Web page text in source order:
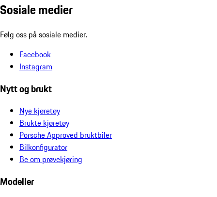
Sosiale medier
Følg oss på sosiale medier.
Facebook
Instagram
Nytt og brukt
Nye kjøretøy
Brukte kjøretøy
Porsche Approved bruktbiler
Bilkonfigurator
Be om prøvekjøring
Modeller